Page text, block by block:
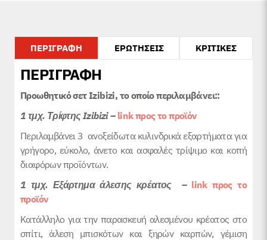
ΠΕΡΙΓΡΑΦΗ ΕΡΩΤΗΣΕΙΣ ΚΡΙΤΙΚΕΣ
ΠΕΡΙΓΡΑΦΗ
Προωθητικό σετ Izibizi, το οποίο περιλαμβάνει::
1 τμχ. ΤρίφτηςIzibizi– link προς το προϊόν
Περιλαμβάνει 3 ανοξείδωτα κυλινδρικά εξαρτήματα για
γρήγορο, εύκολο, άνετο και ασφαλές τρίψιμο και κοπή
διαφόρων προϊόντων.
1 τμχ. Εξάρτημα άλεσης κρέατος
– link προς το
προϊόν
Κατάλληλο για την παρασκευή αλεσμένου κρέατος στο
σπίτι, άλεση μπισκότων και ξηρών καρπών, γέμιση